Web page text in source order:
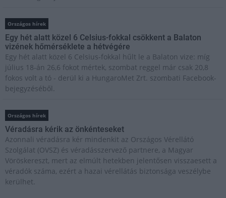
Országos hírek
Egy hét alatt közel 6 Celsius-fokkal csökkent a Balaton
vizének hőmérséklete a hétvégére
Egy hét alatt közel 6 Celsius-fokkal hűlt le a Balaton vize: míg
július 18-án 26,6 fokot mértek, szombat reggel már csak 20,8
fokos volt a tó - derül ki a HungaroMet Zrt. szombati Facebook-
bejegyzéséből.
Országos hírek
Véradásra kérik az önkénteseket
Azonnali véradásra kér mindenkit az Országos Vérellátó
Szolgálat (OVSZ) és véradásszervező partnere, a Magyar
Vöröskereszt, mert az elmúlt hetekben jelentősen visszaesett a
véradók száma, ezért a hazai vérellátás biztonsága veszélybe
kerülhet.